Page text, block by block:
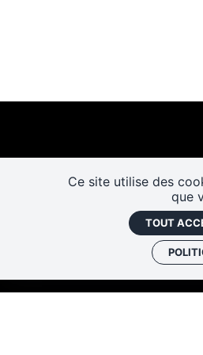
Ce site utilise des
que
TOUT
Les cafés